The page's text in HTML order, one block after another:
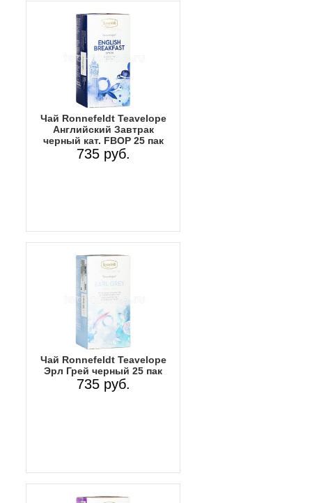
Чай Ronnefeldt Teavelope
Английский Завтрак
черный кат. FBOP 25 пак
735 руб.
Чай Ronnefeldt Teavelope
Эрл Грей черный 25 пак
735 руб.